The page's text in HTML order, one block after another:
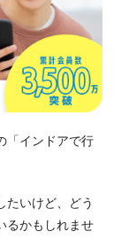
「インドアで行
たいけど、どう
るかもしれませ